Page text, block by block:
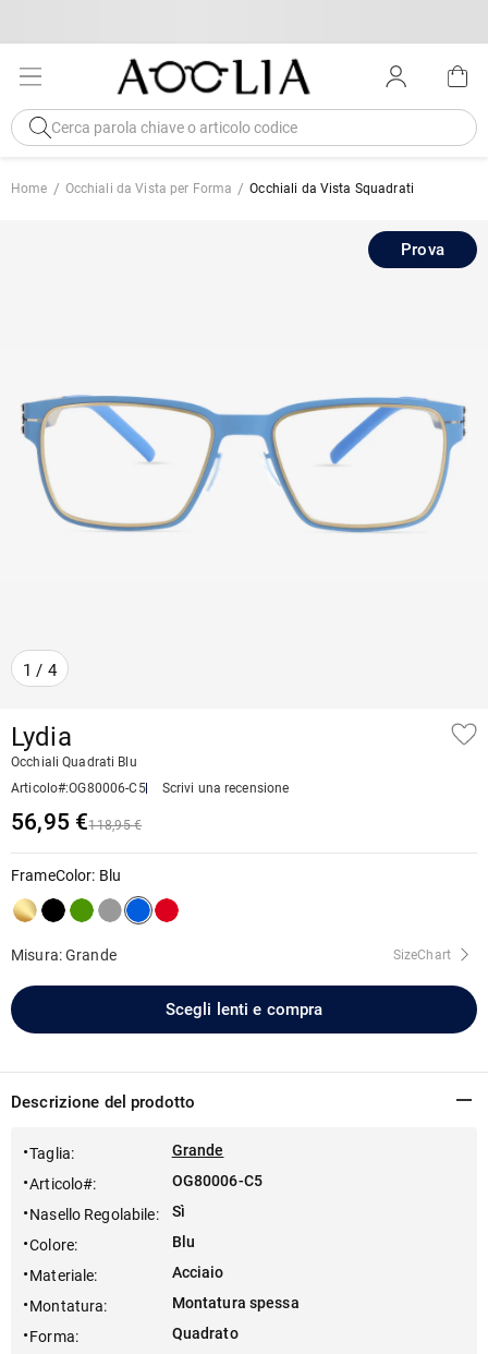
Home Occhiali da Vista per Forma Occhiali da Vista Squadrati
1 / 4
Prova
Lydia
Occhiali Quadrati Blu
Articolo#:OG80006-C5 Scrivi una recensione
56,95 €118,95 €
FrameColor: Blu
Misura: Grande SizeChart
Scegli lenti e compra
Descrizione del prodotto
Taglia:
Grande
Articolo#:
OG80006-C5
Nasello Regolabile:
Sì
Colore:
Blu
Materiale:
Acciaio
Montatura:
Montatura spessa
Forma:
Quadrato